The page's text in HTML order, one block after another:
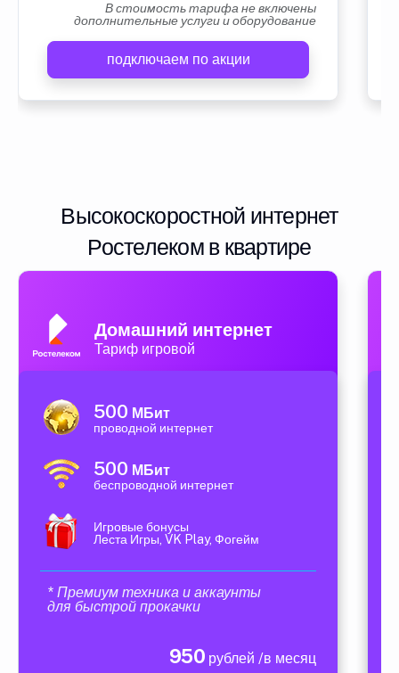
В стоимость тарифа не включены
дополнительные услуги и оборудование
подключаем по акции
Высокоскоростной интернет
Ростелеком в квартире
Домашний интернет
Тариф игровой
500 МБит
проводной интернет
500 МБит
беспроводной интернет
Игровые бонусы
Леста Игры, VK Play, Фогейм
* Премиум техника и аккаунты
для быстрой прокачки
950 рублей /в месяц